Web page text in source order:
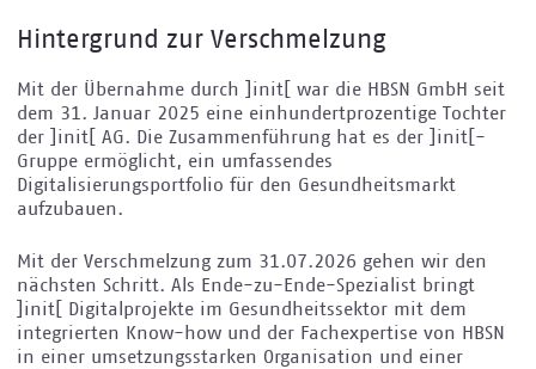
Hintergrund zur Verschmelzung
Mit der Übernahme durch ]init[ war die HBSN GmbH seit
dem 31. Januar 2025 eine einhundertprozentige Tochter
der ]init[ AG. Die Zusammenführung hat es der ]init[-
Gruppe ermöglicht, ein umfassendes
Digitalisierungsportfolio für den Gesundheitsmarkt
aufzubauen.
Mit der Verschmelzung zum 31.07.2026 gehen wir den
nächsten Schritt. Als Ende-zu-Ende-Spezialist bringt
]init[ Digitalprojekte im Gesundheitssektor mit dem
integrierten Know-how und der Fachexpertise von HBSN
in einer umsetzungsstarken Organisation und einer